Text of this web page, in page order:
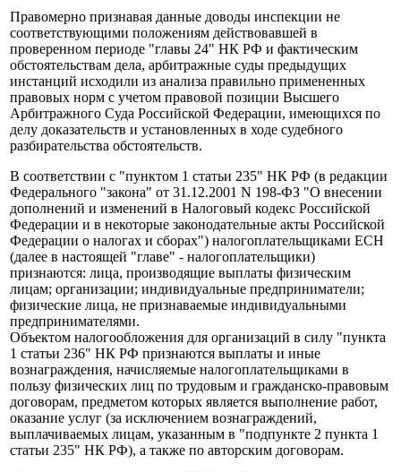
Правомерно признавая данные доводы инспекции не
соответствующими положениям действовавшей в
проверенном периоде "главы 24" НК РФ и фактическим
обстоятельствам дела, арбитражные суды предыдущих
инстанций исходили из анализа правильно примененных
правовых норм с учетом правовой позиции Высшего
Арбитражного Суда Российской Федерации, имеющихся по
делу доказательств и установленных в ходе судебного
разбирательства обстоятельств.
В соответствии с "пунктом 1 статьи 235" НК РФ (в редакции
Федерального "закона" от 31.12.2001 N 198-ФЗ "О внесении
дополнений и изменений в Налоговый кодекс Российской
Федерации и в некоторые законодательные акты Российской
Федерации о налогах и сборах") налогоплательщиками ЕСН
(далее в настоящей "главе" - налогоплательщики)
признаются: лица, производящие выплаты физическим
лицам; организации; индивидуальные предприниматели;
физические лица, не признаваемые индивидуальными
предпринимателями.
Объектом налогообложения для организаций в силу "пункта
1 статьи 236" НК РФ признаются выплаты и иные
вознаграждения, начисляемые налогоплательщиками в
пользу физических лиц по трудовым и гражданско-правовым
договорам, предметом которых является выполнение работ,
оказание услуг (за исключением вознаграждений,
выплачиваемых лицам, указанным в "подпункте 2 пункта 1
статьи 235" НК РФ), а также по авторским договорам.